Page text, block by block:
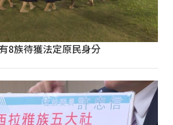
8族待獲法定原民身分